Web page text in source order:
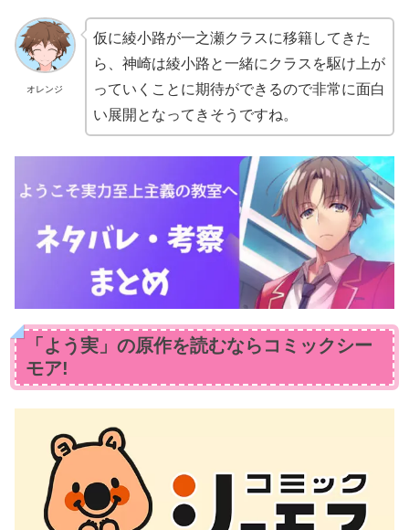
オレンジ
仮に綾小路が一之瀬クラスに移籍してきた
ら、神崎は綾小路と一緒にクラスを駆け上が
っていくことに期待ができるので非常に面白
い展開となってきそうですね。
「よう実」の原作を読むならコミックシー
モア!